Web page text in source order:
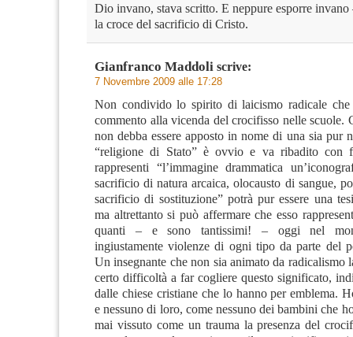
Dio invano, stava scritto. E neppure esporre invano
la croce del sacrificio di Cristo.
Gianfranco Maddoli scrive:
7 Novembre 2009 alle 17:28
Non condivido lo spirito di laicismo radicale
commento alla vicenda del crocifisso nelle scuole.
non debba essere apposto in nome di una sia pur
“religione di Stato” è ovvio e va ribadito con
rappresenti “l’immagine drammatica
sacrificio di natura arcaica, olocausto di sangue,
sacrificio di sostituzione” potrà pur essere una
ma altrettanto si può affermare che esso
quanti – e sono tantissimi! – oggi nel
ingiustamente violenze di ogni tipo da parte del
Un insegnante che non sia animato da radicalismo
certo difficoltà a far cogliere questo significato,
dalle chiese cristiane che lo hanno per emblema.
e nessuno di loro, come nessuno dei bambini che
mai vissuto come un trauma la presenza del